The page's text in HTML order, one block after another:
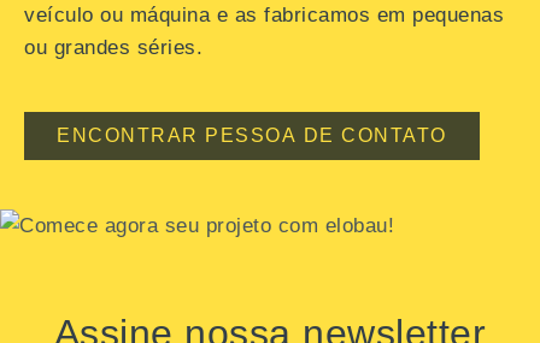
veículo ou máquina e as fabricamos em pequenas
ou grandes séries.
ENCONTRAR PESSOA DE CONTATO
Assine nossa newsletter